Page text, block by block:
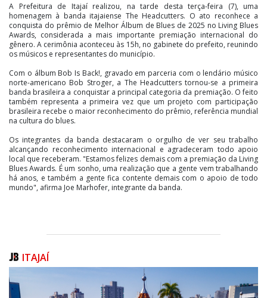
A Prefeitura de Itajaí realizou, na tarde desta terça-feira (7), uma
homenagem à banda itajaiense The Headcutters. O ato reconhece a
conquista do prêmio de Melhor Álbum de Blues de 2025 no Living Blues
Awards, considerada a mais importante premiação internacional do
gênero. A cerimônia aconteceu às 15h, no gabinete do prefeito, reunindo
os músicos e representantes do município.
Com o álbum Bob Is Back!, gravado em parceria com o lendário músico
norte-americano Bob Stroger, a The Headcutters tornou-se a primeira
banda brasileira a conquistar a principal categoria da premiação. O feito
também representa a primeira vez que um projeto com participação
brasileira recebe o maior reconhecimento do prêmio, referência mundial
na cultura do blues.
Os integrantes da banda destacaram o orgulho de ver seu trabalho
alcançando reconhecimento internacional e agradeceram todo apoio
local que receberam. "Estamos felizes demais com a premiação da Living
Blues Awards. É um sonho, uma realização que a gente vem trabalhando
há anos, e também a gente fica contente demais com o apoio de todo
mundo", afirma Joe Marhofer, integrante da banda.
ITAJAÍ